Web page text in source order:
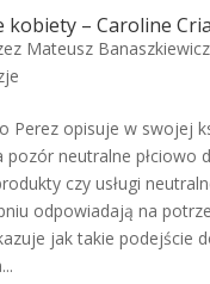
kobiety – Caroline
Mateusz Banaszkiewicz
Perez opisuje w swojej
neutralne płciowo
czy usługi
odpowiadają na
jak takie podejście